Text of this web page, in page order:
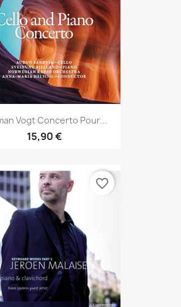
Vogt Concerto Pour...
15,90 €
favorite_border